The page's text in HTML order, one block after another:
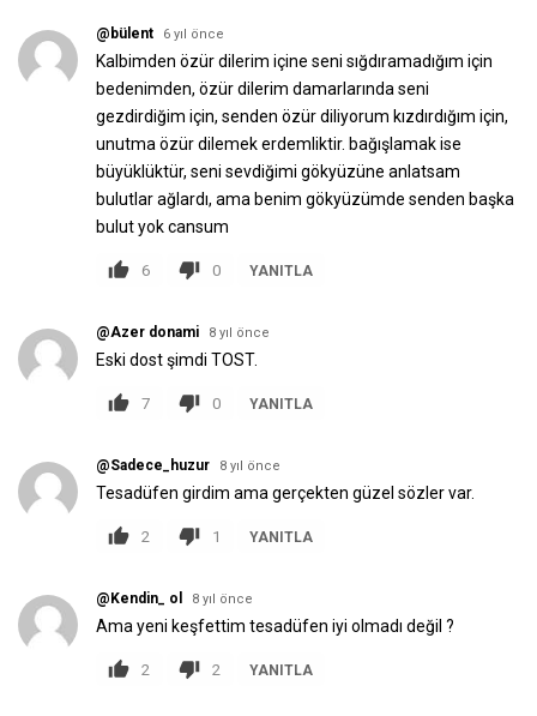
@bülent 6 yıl önce
Kalbimden özür dilerim içine seni sığdıramadığım için
bedenimden, özür dilerim damarlarında seni
gezdirdiğim için, senden özür diliyorum kızdırdığım için,
unutma özür dilemek erdemliktir. bağışlamak ise
büyüklüktür, seni sevdiğimi gökyüzüne anlatsam
bulutlar ağlardı, ama benim gökyüzümde senden başka
bulut yok cansum
6 0 YANITLA
@Azer donami 8 yıl önce
Eski dost şimdi TOST.
7 0 YANITLA
@Sadece_huzur 8 yıl önce
Tesadüfen girdim ama gerçekten güzel sözler var.
2 1 YANITLA
@Kendin_ ol 8 yıl önce
Ama yeni keşfettim tesadüfen iyi olmadı değil ?
2 2 YANITLA